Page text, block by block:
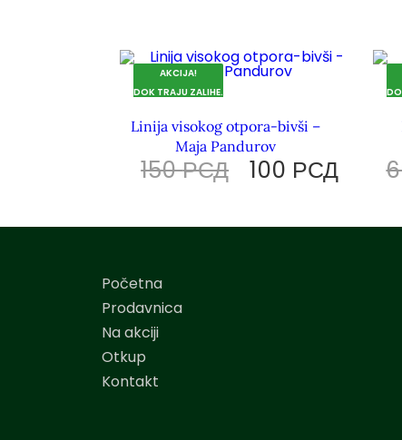
AKCIJA!
DOK TRAJU ZALIHE.
Linija visokog otpora-bivši –
Maja Pandurov
150РСД 100 РСД
Početna
Prodavnica
Na akciji
Otkup
Kontakt